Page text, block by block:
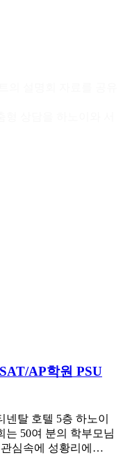
AP학원 PSU
넨탈 호텔 5층 하노이
는 50여 분의 학부모님
관심속에 성황리에…